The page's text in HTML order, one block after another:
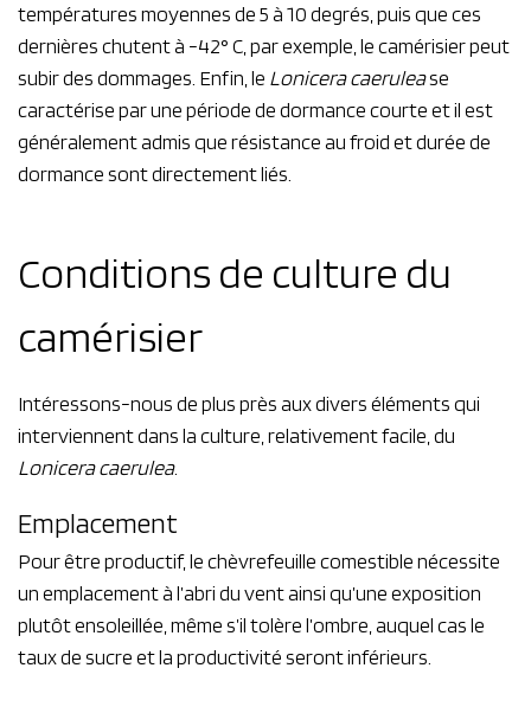
températures moyennes de 5 à 10 degrés, puis que ces
dernières chutent à -42° C, par exemple, le camérisier peut
subir des dommages. Enfin, le Lonicera caerulease
caractérise par une période de dormance courte et il est
généralement admis que résistance au froid et durée de
dormance sont directement liés.
Conditions de culture du
camérisier
Intéressons-nous de plus près aux divers éléments qui
interviennent dans la culture, relativement facile, du
Lonicera caerulea.
Emplacement
Pour être productif, le chèvrefeuille comestible nécessite
un emplacement à l’abri du vent ainsi qu’une exposition
plutôt ensoleillée, même s’il tolère l’ombre, auquel cas le
taux de sucre et la productivité seront inférieurs.